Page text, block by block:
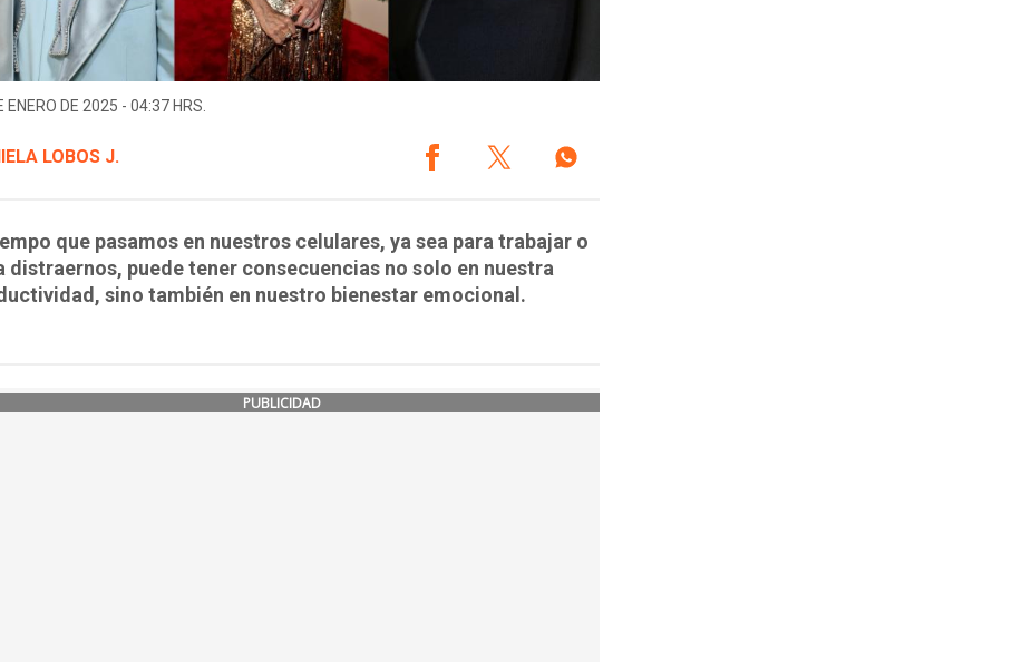
ENERO DE 2025 - 04:37 HRS.
LOBOS J.
que pasamos en nuestros celulares, ya sea para trabajar o
distraernos, puede tener consecuencias no solo en nuestra
sino también en nuestro bienestar emocional.
PUBLICIDAD